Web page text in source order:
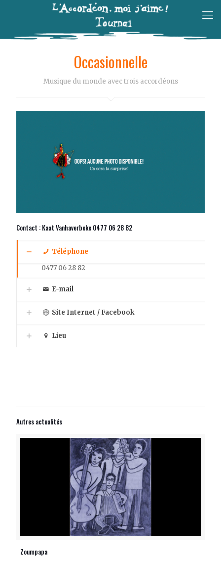
Occasionnelle
Musique du monde avec trois accordéons
Contact : Kaat Vanhaverbeke 0477 06 28 82
Téléphone
0477 06 28 82
E-mail
Site Internet / Facebook
Lieu
Autres actualités
Zoumpapa